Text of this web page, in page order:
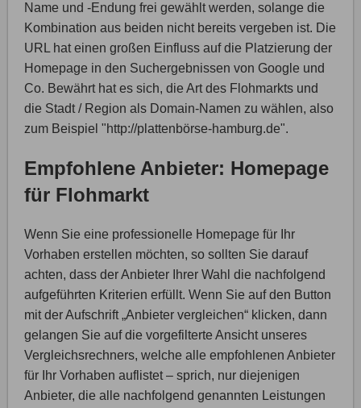
Name und -Endung frei gewählt werden, solange die
Kombination aus beiden nicht bereits vergeben ist. Die
URL hat einen großen Einfluss auf die Platzierung der
Homepage in den Suchergebnissen von Google und
Co. Bewährt hat es sich, die Art des Flohmarkts und
die Stadt / Region als Domain-Namen zu wählen, also
zum Beispiel "http://plattenbörse-hamburg.de".
Empfohlene Anbieter: Homepage
für Flohmarkt
Wenn Sie eine professionelle Homepage für Ihr
Vorhaben erstellen möchten, so sollten Sie darauf
achten, dass der Anbieter Ihrer Wahl die nachfolgend
aufgeführten Kriterien erfüllt. Wenn Sie auf den Button
mit der Aufschrift „Anbieter vergleichen“ klicken, dann
gelangen Sie auf die vorgefilterte Ansicht unseres
Vergleichsrechners, welche alle empfohlenen Anbieter
für Ihr Vorhaben auflistet – sprich, nur diejenigen
Anbieter, die alle nachfolgend genannten Leistungen